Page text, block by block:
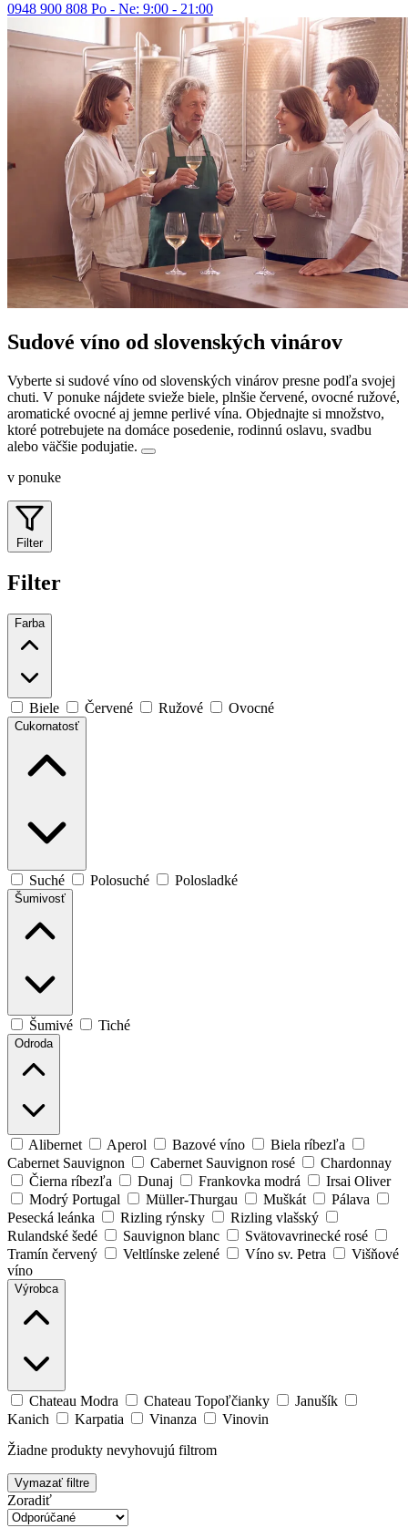
0948 900 808 Po - Ne: 9:00 - 21:00
Sudové víno od slovenských vinárov
Vyberte si sudové víno od slovenských vinárov presne podľa svojej
chuti. V ponuke nájdete svieže biele, plnšie červené, ovocné ružové,
aromatické ovocné aj jemne perlivé vína. Objednajte si množstvo,
ktoré potrebujete na domáce posedenie, rodinnú oslavu, svadbu
alebo väčšie podujatie.
v ponuke
Filter
Filter
Farba
Biele Červené Ružové Ovocné
Cukornatosť
Suché Polosuché Polosladké
Šumivosť
Šumivé Tiché
Odroda
Alibernet Aperol Bazové víno
Biela ríbezľa
Cabernet Sauvignon
Cabernet Sauvignon rosé
Chardonnay
Čierna ríbezľa
Dunaj Frankovka modrá
Irsai Oliver
Modrý Portugal
Müller-Thurgau Muškát
Pálava
Pesecká leánka
Rizling rýnsky
Rizling vlašský
Rulandské šedé
Sauvignon blanc
Svätovavrinecké rosé
Tramín červený
Veltlínske zelené Víno sv. Petra
Višňové
víno
Výrobca
Chateau Modra Chateau Topoľčianky
Janušík
Kanich
Karpatia Vinanza
Vinovin
Žiadne produkty nevyhovujú filtrom
Vymazať filtre
Zoradiť